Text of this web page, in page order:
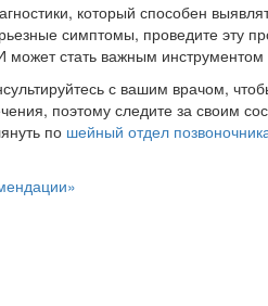
который способен
симптомы, проведите эту
может стать важным инструментом
с вашим врачом,
поэтому следите за своим
по шейный отдел